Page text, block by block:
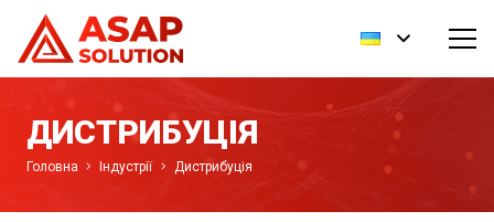
ДИСТРИБУЦІЯ
Головна Індустрії Дистрибуція